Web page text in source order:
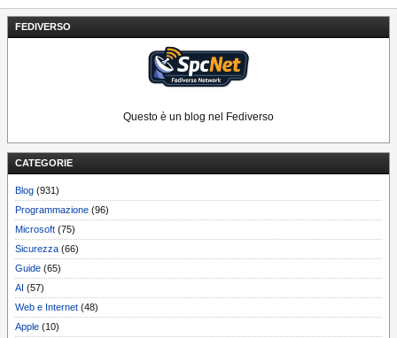
FEDIVERSO
Questo è un blog nel Fediverso
CATEGORIE
Blog (931)
Programmazione (96)
Microsoft (75)
Sicurezza (66)
Guide (65)
AI (57)
Web e Internet (48)
Apple (10)